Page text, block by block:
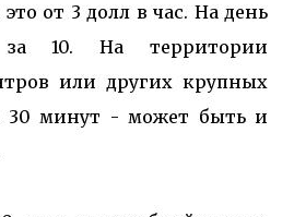
от 3 долл в час. На день
10. На территории
или других крупных
30 минут - может быть и